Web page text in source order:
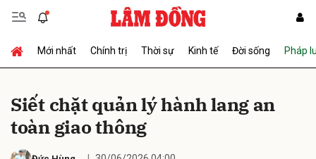
Mới nhất Chính trị Thời sự Kinh tế Đời sống Pháp
Siết chặt quản lý hành lang an
toàn giao thông
Gửi bình luận